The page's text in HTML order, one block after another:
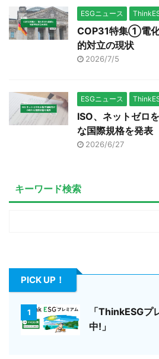
ESGニュース
COP31特集①電
的対立の現状
2026/7/5
ESGニュース
ISO、ネットゼロ
な国際規格を発表
2026/6/27
キーワード検索
PICK UP！
1
「ThinkESGプ
中!」